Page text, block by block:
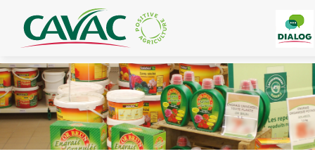
Panneau de gestion des cookies